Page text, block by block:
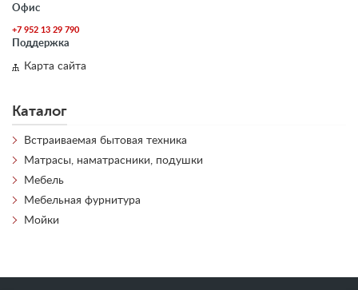
Офис
+7 952 13 29 790
Поддержка
Карта сайта
Каталог
Встраиваемая бытовая техника
Матрасы, наматрасники, подушки
Мебель
Мебельная фурнитура
Мойки